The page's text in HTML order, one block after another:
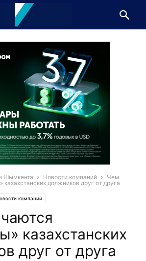
Шымкента Новости компаний
Чем
казахстанских должников друг от друга
компаний
казахстанских
друг от друга